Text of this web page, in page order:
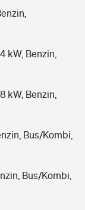
kW, Benzin,
kW, Benzin,
Bus/Kombi,
Bus/Kombi,